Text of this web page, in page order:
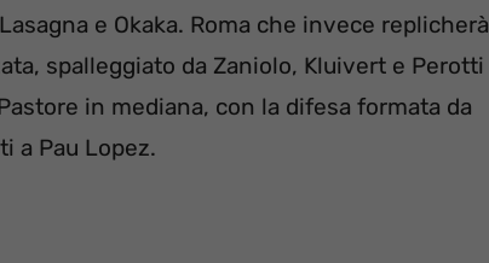
e Okaka. Roma che invece replicherà
spalleggiato da Zaniolo, Kluivert e Perotti
in mediana, con la difesa formata da
a Pau Lopez.